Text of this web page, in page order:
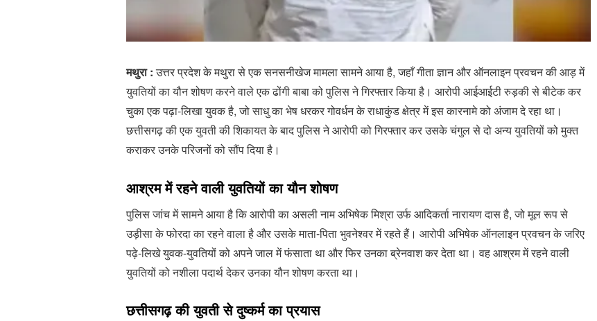
मथुरा :उत्तर प्रदेश के मथुरा से एक सनसनीखेज मामला सामने आया है, जहाँ गीता ज्ञान और ऑनलाइन प्रवचन की आड़ में
युवतियों का यौन शोषण करने वाले एक ढोंगी बाबा को पुलिस ने गिरफ्तार किया है। आरोपी आईआईटी रुड़की से बीटेक कर
चुका एक पढ़ा-लिखा युवक है, जो साधु का भेष धरकर गोवर्धन के राधाकुंड क्षेत्र में इस कारनामे को अंजाम दे रहा था।
छत्तीसगढ़ की एक युवती की शिकायत के बाद पुलिस ने आरोपी को गिरफ्तार कर उसके चंगुल से दो अन्य युवतियों को मुक्त
कराकर उनके परिजनों को सौंप दिया है।
आश्रम में रहने वाली युवतियों का यौन शोषण
पुलिस जांच में सामने आया है कि आरोपी का असली नाम अभिषेक मिश्रा उर्फ आदिकर्ता नारायण दास है, जो मूल रूप से
उड़ीसा के फोरदा का रहने वाला है और उसके माता-पिता भुवनेश्वर में रहते हैं। आरोपी अभिषेक ऑनलाइन प्रवचन के जरिए
पढ़े-लिखे युवक-युवतियों को अपने जाल में फंसाता था और फिर उनका ब्रेनवाश कर देता था। वह आश्रम में रहने वाली
युवतियों को नशीला पदार्थ देकर उनका यौन शोषण करता था।
छत्तीसगढ़ की युवती से दुष्कर्म का प्रयास